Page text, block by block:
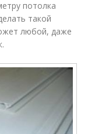
потолка
такой
любой, даже